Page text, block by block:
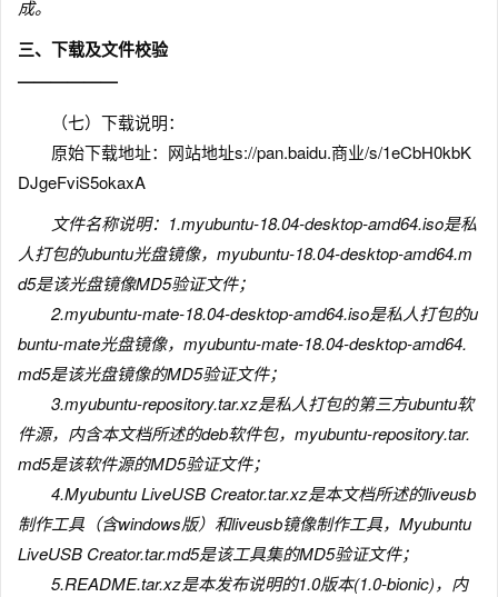
成。
三、下载及文件校验
——————
（七）下载说明：
原始下载地址： 网站地址s://pan.baidu.商业/s/1eCbH0kbK
DJgeFviS5okaxA
文件名称说明：1.myubuntu-18.04-desktop-amd64.iso是私
人打包的ubuntu光盘镜像，myubuntu-18.04-desktop-amd64.m
d5是该光盘镜像MD5验证文件；
2.myubuntu-mate-18.04-desktop-amd64.iso是私人打包的u
buntu-mate光盘镜像，myubuntu-mate-18.04-desktop-amd64.
md5是该光盘镜像的MD5验证文件；
3.myubuntu-repository.tar.xz是私人打包的第三方ubuntu软
件源，内含本文档所述的deb软件包，myubuntu-repository.tar.
md5是该软件源的MD5验证文件；
4.Myubuntu LiveUSB Creator.tar.xz是本文档所述的liveusb
制作工具（含windows版）和liveusb镜像制作工具，Myubuntu
LiveUSB Creator.tar.md5是该工具集的MD5验证文件；
5.README.tar.xz是本发布说明的1.0版本(1.0-bionic)，内